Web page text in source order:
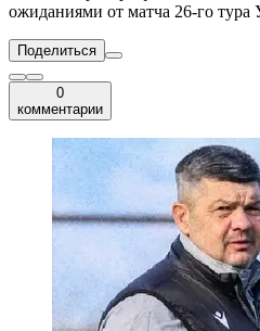
ожиданиями от матча 26-го
Поделиться
0
комментарии